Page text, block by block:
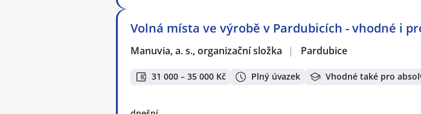
Volná místa ve výrobě v Pardubicích - vhodné i
Manuvia, a. s., organizační složka | Pardubice
31 000 – 35 000 Kč Plný úvazek Vhodné také pro